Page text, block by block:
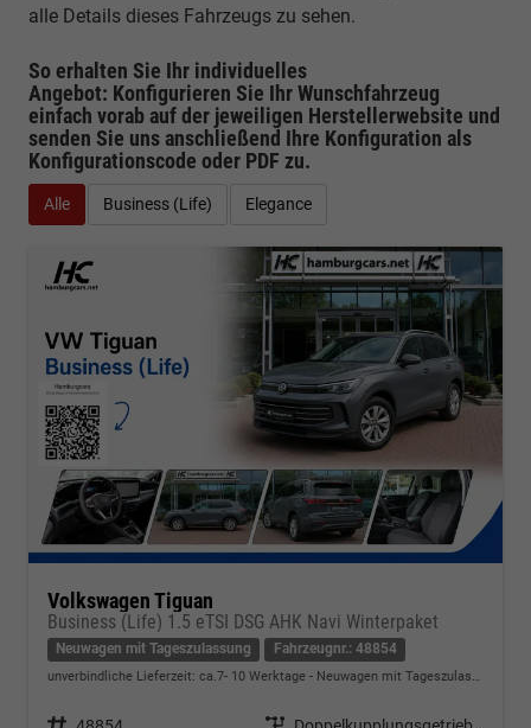
alle Details dieses Fahrzeugs zu sehen.
So erhalten Sie Ihr individuelles
Angebot: Konfigurieren Sie Ihr Wunschfahrzeug
einfach vorab auf der jeweiligen Herstellerwebsite und
senden Sie uns anschließend Ihre Konfiguration als
Konfigurationscode oder PDF zu.
Alle Business (Life) Elegance
Volkswagen Tiguan
Business (Life) 1.5 eTSI DSG AHK Navi Winterpaket
Neuwagen mit Tageszulassung Fahrzeugnr.: 48854
unverbindliche Lieferzeit: ca.7- 10 Werktage Neuwagen mit Tageszulassung